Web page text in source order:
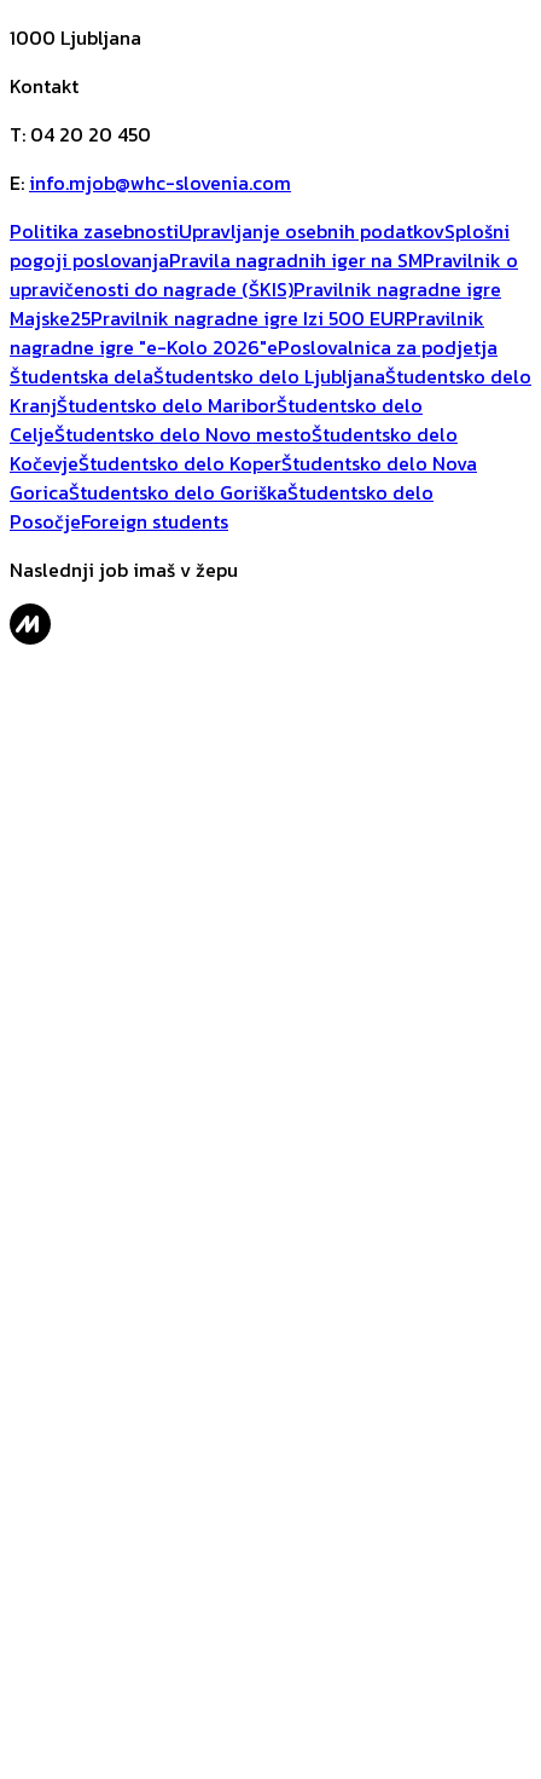
1000 Ljubljana
Kontakt
T: 04 20 20 450
E: info.mjob@whc-slovenia.com
Politika zasebnostiUpravljanje osebnih podatkovSplošni
pogoji poslovanjaPravila nagradnih iger na SMPravilnik o
upravičenosti do nagrade (ŠKIS)Pravilnik nagradne igre
Majske25Pravilnik nagradne igre Izi 500 EURPravilnik
nagradne igre "e-Kolo 2026"ePoslovalnica za podjetja
Študentska delaŠtudentsko delo LjubljanaŠtudentsko delo
KranjŠtudentsko delo MariborŠtudentsko delo
CeljeŠtudentsko delo Novo mestoŠtudentsko delo
KočevjeŠtudentsko delo KoperŠtudentsko delo Nova
GoricaŠtudentsko delo GoriškaŠtudentsko delo
PosočjeForeign students
Naslednji job imaš v žepu